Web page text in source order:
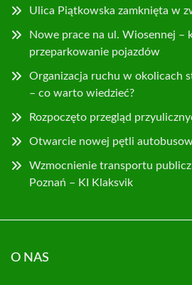
Ulica Piątkowska zamknięta w
Nowe prace na ul. Wiosennej –
przeparkowanie pojazdów
Organizacja ruchu w okolicach
– co warto wiedzieć?
Rozpoczęto przegląd
Otwarcie nowej pętli
Wzmocnienie transportu
Poznań – KI Klaksvik
O NAS